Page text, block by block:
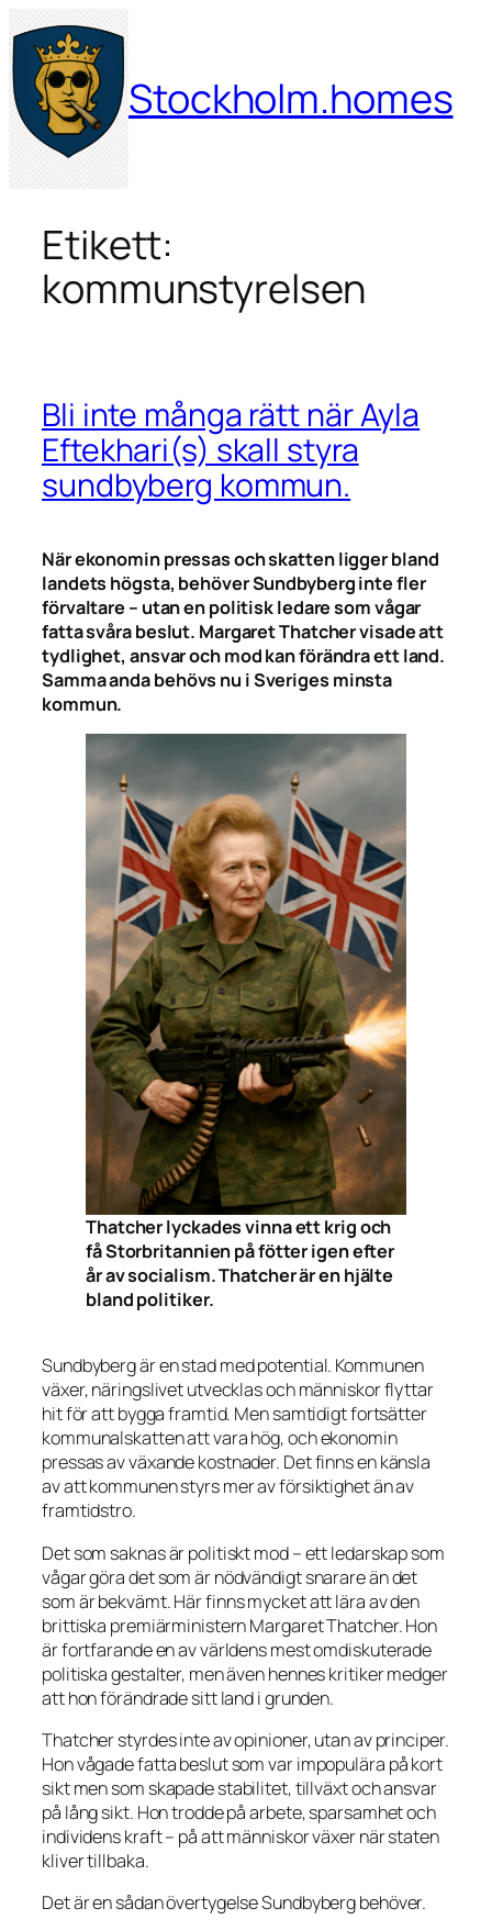
Hoppa
till
innehåll
Stockholm.homes
Etikett:
kommunstyrelsen
Bli inte många rätt när Ayla
Eftekhari(s) skall styra
sundbyberg kommun.
När ekonomin pressas och skatten ligger bland
landets högsta, behöver Sundbyberg inte fler
förvaltare – utan en politisk ledare som vågar
fatta svåra beslut. Margaret Thatcher visade att
tydlighet, ansvar och mod kan förändra ett land.
Samma anda behövs nu i Sveriges minsta
kommun.
Thatcher lyckades vinna ett krig och
få Storbritannien på fötter igen efter
år av socialism. Thatcher är en hjälte
bland politiker.
Sundbyberg är en stad med potential. Kommunen
växer, näringslivet utvecklas och människor flyttar
hit för att bygga framtid. Men samtidigt fortsätter
kommunalskatten att vara hög, och ekonomin
pressas av växande kostnader. Det finns en känsla
av att kommunen styrs mer av försiktighet än av
framtidstro.
Det som saknas är politiskt mod – ett ledarskap som
vågar göra det som är nödvändigt snarare än det
som är bekvämt. Här finns mycket att lära av den
brittiska premiärministern Margaret Thatcher. Hon
är fortfarande en av världens mest omdiskuterade
politiska gestalter, men även hennes kritiker medger
att hon förändrade sitt land i grunden.
Thatcher styrdes inte av opinioner, utan av principer.
Hon vågade fatta beslut som var impopulära på kort
sikt men som skapade stabilitet, tillväxt och ansvar
på lång sikt. Hon trodde på arbete, sparsamhet och
individens kraft – på att människor växer när staten
kliver tillbaka.
Det är en sådan övertygelse Sundbyberg behöver.